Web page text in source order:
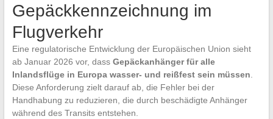
Gepäckkennzeichnung im
Flugverkehr
Eine regulatorische Entwicklung der Europäischen Union sieht
ab Januar 2026 vor, dass Gepäckanhänger für alle
Inlandsflüge in Europa wasser- und reißfest sein müssen.
Diese Anforderung zielt darauf ab, die Fehler bei der
Handhabung zu reduzieren, die durch beschädigte Anhänger
während des Transits entstehen.